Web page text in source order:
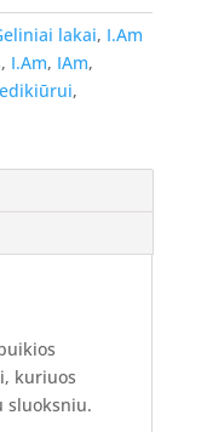
lakai, I.Am
, I.Am, IAm,
,
kuriuos
sluoksniu.